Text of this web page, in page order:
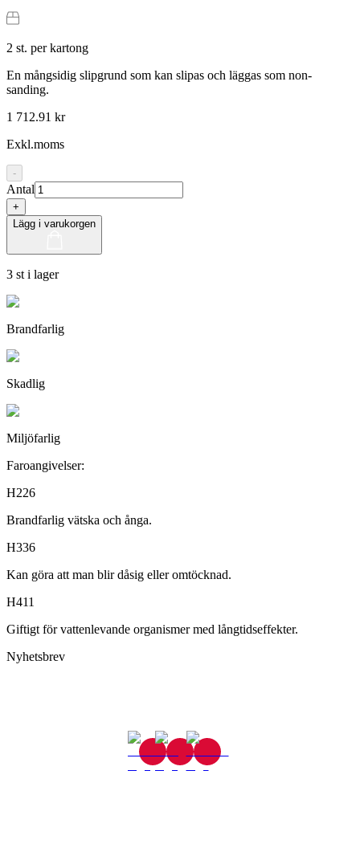
2 st. per kartong
En mångsidig slipgrund som kan slipas och läggas som non-
sanding.
1 712.91 kr
Exkl.moms
-
Antal
+
Lägg i varukorgen
3 st i lager
Brandfarlig
Skadlig
Miljöfarlig
Faroangivelser:
H226
Brandfarlig vätska och ånga.
H336
Kan göra att man blir dåsig eller omtöcknad.
H411
Giftigt för vattenlevande organismer med långtidseffekter.
Nyhetsbrev